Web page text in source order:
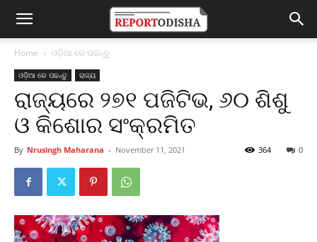
Home ଓଡ଼ିଆ ରେ ପଢନ୍ତୁ
ଓଡ଼ିଆ ରେ ପଢନ୍ତୁ ରାଜ୍ୟ
ରାଜ୍ୟରେ ୨୭୧ ପଜିଟିଭ, ୬୦ ଶିଶୁ
ଓ କିଶୋର ସଂକ୍ରମିତ
By Nrusingh Maharana - November 11, 2021 0
364